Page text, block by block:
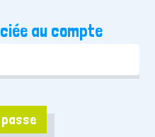
au compte